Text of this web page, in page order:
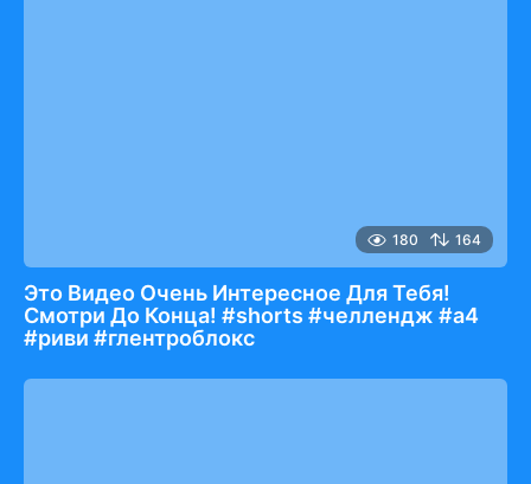
180 164
Это Видео Очень Интересное Для Тебя!
Смотри До Конца! #shorts #челлендж #а4
#риви #глентроблокс